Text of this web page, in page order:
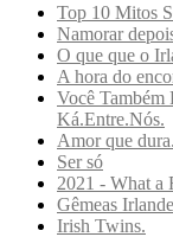
Top 10 Mitos
Namorar
O que que o
A hora do
Você Também
Ká.Entre.Nós.
Amor que dura.
Ser só
2021 - What a
Gêmeas
Irish Twins.